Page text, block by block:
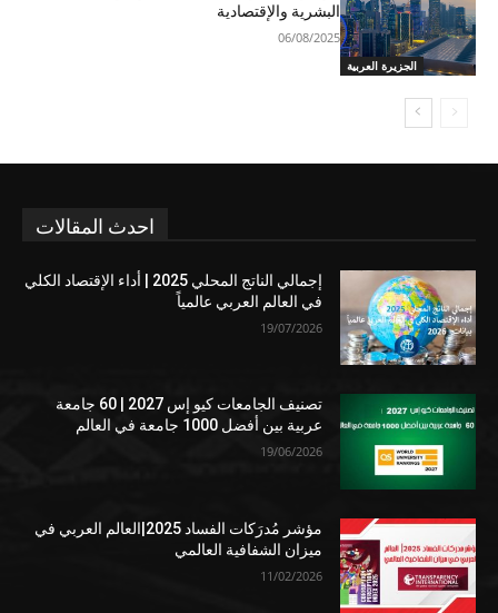
الجزيرة العربية
البشرية والإقتصادية
06/08/2025
احدث المقالات
إجمالي الناتج المحلي 2025 | أداء الإقتصاد الكلي
في العالم العربي عالمياً
19/07/2026
تصنيف الجامعات كيو إس 2027 | 60 جامعة
عربية بين أفضل 1000 جامعة في العالم
19/06/2026
مؤشر مُدرَكات الفساد 2025|العالم العربي في
ميزان الشفافية العالمي
11/02/2026